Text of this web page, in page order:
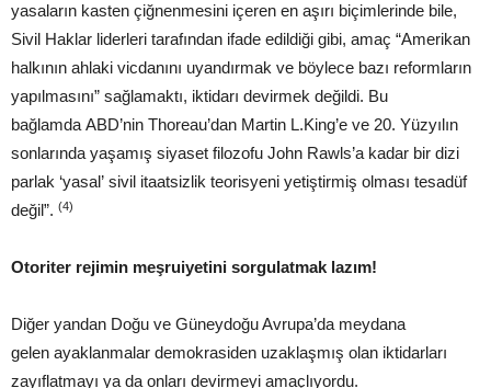
yasaların kasten çiğnenmesini içeren en aşırı biçimlerinde bile,
Sivil Haklar liderleri tarafından ifade edildiği gibi, amaç “Amerikan
halkının ahlaki vicdanını uyandırmak ve böylece bazı reformların
yapılmasını” sağlamaktı, iktidarı devirmek değildi. Bu
bağlamda ABD’nin Thoreau’dan Martin L.King’e ve 20. Yüzyılın
sonlarında yaşamış siyaset filozofu John Rawls’a kadar bir dizi
parlak ‘yasal’ sivil itaatsizlik teorisyeni yetiştirmiş olması tesadüf
değil”. (4)
Otoriter rejimin meşruiyetini sorgulatmak lazım!
Diğer yandan Doğu ve Güneydoğu Avrupa’da meydana
gelen ayaklanmalar demokrasiden uzaklaşmış olan iktidarları
zayıflatmayı ya da onları devirmeyi amaçlıyordu.